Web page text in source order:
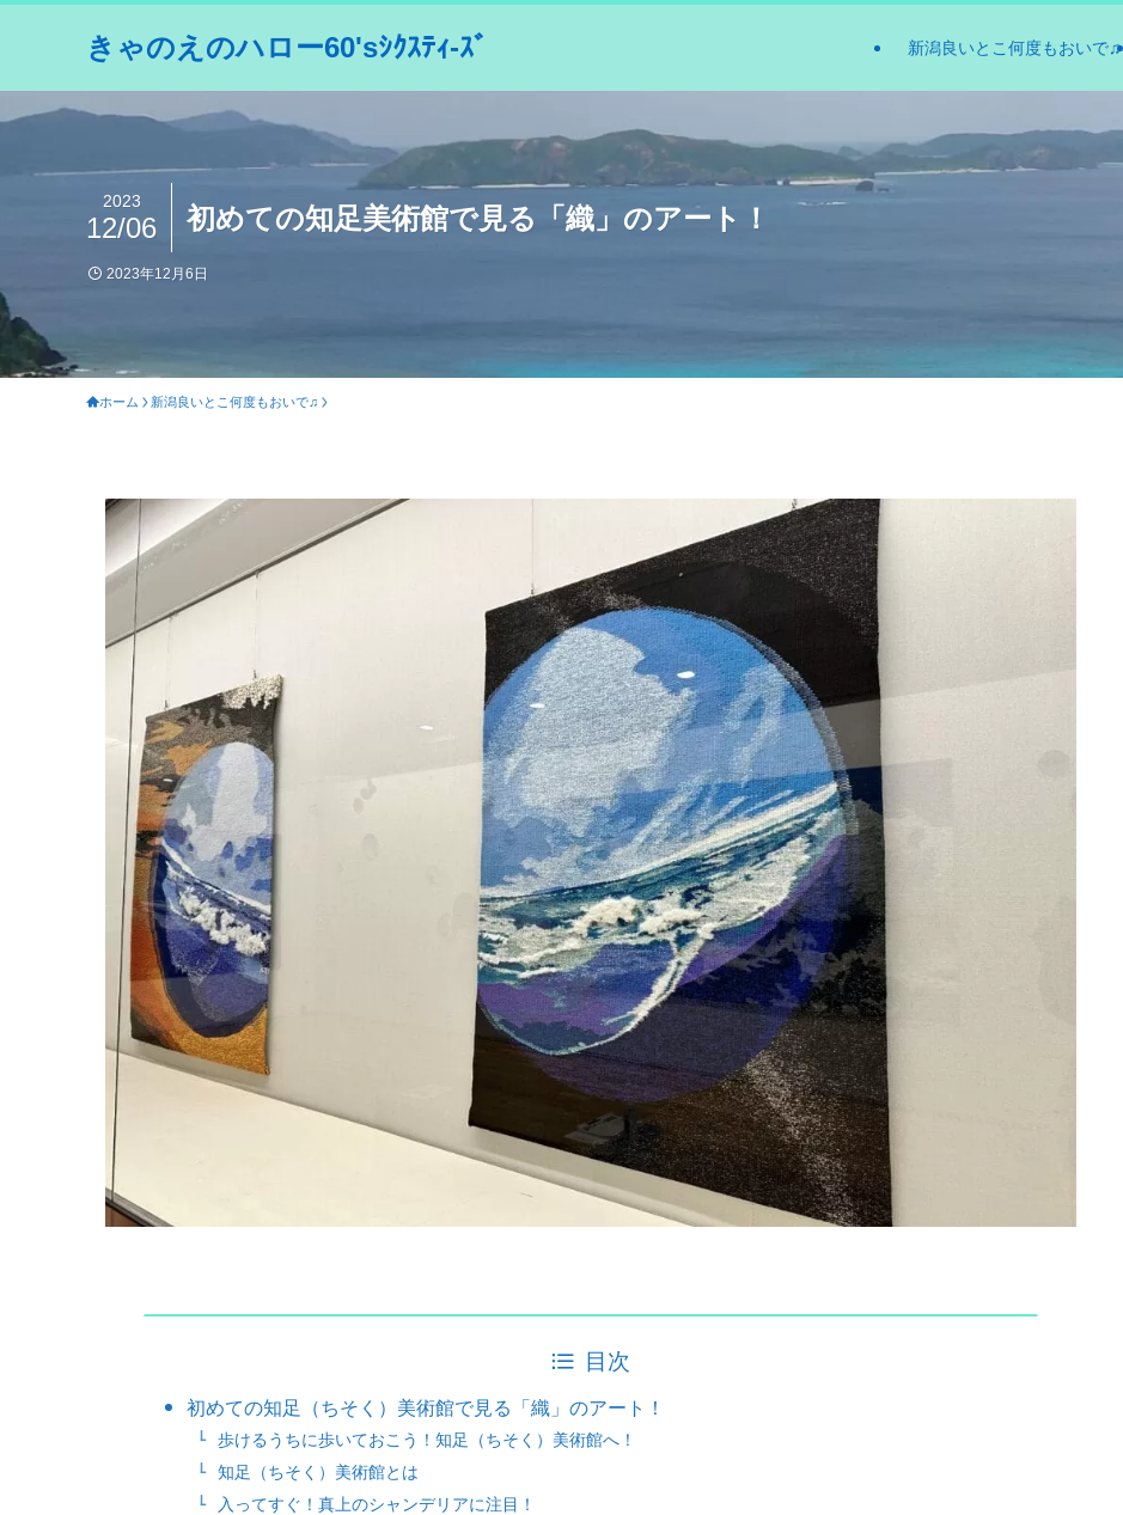
きゃのえのハロー60'sｼｸｽﾃｨ-ｽﾞ 新潟良いとこ何度もおいで♫
初めての知足美術館で見る「織」のアート！
2023
12/06
2023年12月6日
ホーム 新潟良いとこ何度もおいで♫
目次
初めての知足（ちそく）美術館で見る「織」のアート！
歩けるうちに歩いておこう！知足（ちそく）美術館へ！
知足（ちそく）美術館とは
入ってすぐ！真上のシャンデリアに注目！